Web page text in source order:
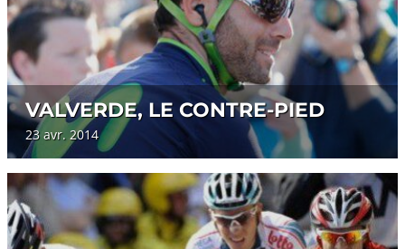
VALVERDE, LE CONTRE-PIED
23 avr. 2014